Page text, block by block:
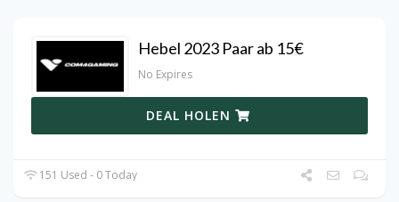
Hebel 2023 Paar ab 15€
No Expires
DEAL HOLEN
151 Used - 0 Today